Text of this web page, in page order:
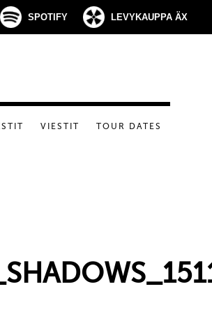
SPOTIFY LEVYKAUPPA ÄX
VIESTIT TOUR DATES